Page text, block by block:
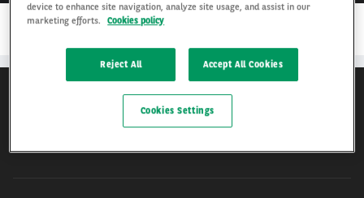
1…
Over Arval
device to enhance site navigation, analyze site usage, and assist in our
marketing efforts.
Cookies policy
Reject All Accept All Cookies
Cookies Settings